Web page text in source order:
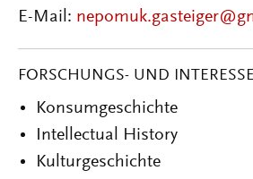
E-Mail:
FORSCHUNGS- UND
Konsumgeschichte
Intellectual History
Kulturgeschichte